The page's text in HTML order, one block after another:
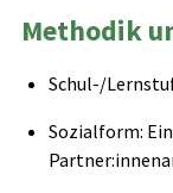
Methodik
Schul-/
Sozialform: